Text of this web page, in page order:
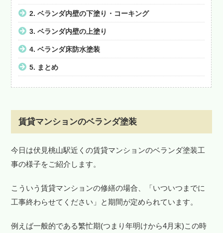
2. ベランダ内壁の下塗り・コーキング
3. ベランダ内壁の上塗り
4. ベランダ床防水塗装
5. まとめ
賃貸マンションのベランダ塗装
今日は伏見桃山駅近くの賃貸マンションのベランダ塗装工
事の様子をご紹介します。
こういう賃貸マンションの修繕の場合、「いついつまでに
工事終わらせてください」と期間が定められています。
例えば一般的である繁忙期(つまり年明けから4月末)この時